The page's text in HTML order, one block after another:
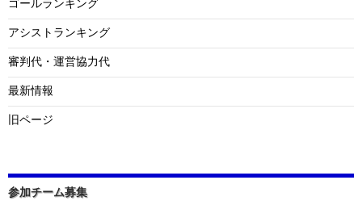
ゴールランキング
アシストランキング
審判代・運営協力代
最新情報
旧ページ
参加チーム募集